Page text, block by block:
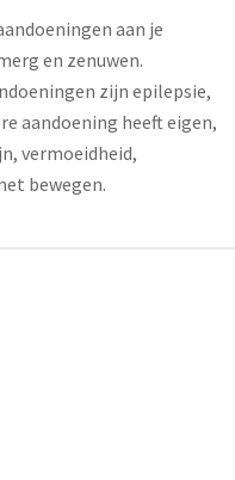
aan je
en zenuwen.
zijn epilepsie,
aandoening heeft eigen,
vermoeidheid,
bewegen.